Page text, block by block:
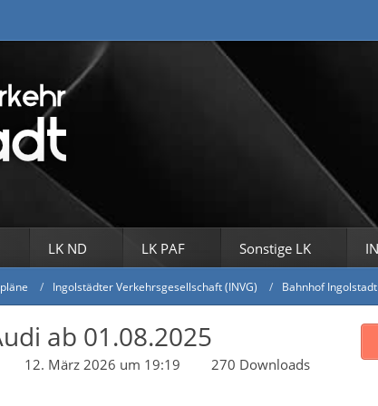
LK ND LK PAF Sonstige LK
Ingolstädter Verkehrsgesellschaft (INVG) Bahnhof
ab 01.08.2025
12. März 2026 um 19:19
270 Downloads